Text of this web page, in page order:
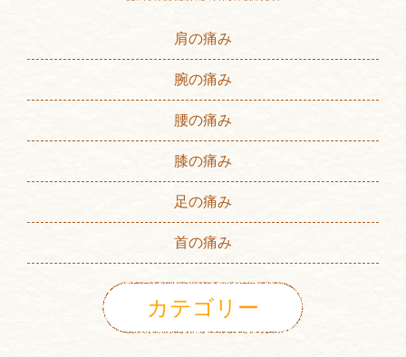
肩の痛み
腕の痛み
腰の痛み
膝の痛み
足の痛み
首の痛み
カテゴリー